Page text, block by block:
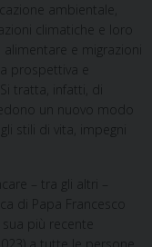
ambientale,
climatiche e loro
e migrazioni
prospettiva e
tratta, infatti, di
un nuovo modo
stili di vita, impegni
– tra gli altri –
di Papa Francesco
più recente